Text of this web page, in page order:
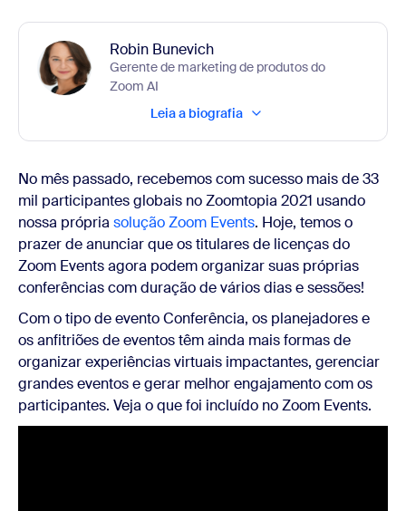
Robin Bunevich
Gerente de marketing de produtos do
Zoom AI
Leia a biografia
No mês passado, recebemos com sucesso mais de 33
mil participantes globais no Zoomtopia 2021 usando
nossa própria solução Zoom Events. Hoje, temos o
prazer de anunciar que os titulares de licenças do
Zoom Events agora podem organizar suas próprias
conferências com duração de vários dias e sessões!
Com o tipo de evento Conferência, os planejadores e
os anfitriões de eventos têm ainda mais formas de
organizar experiências virtuais impactantes, gerenciar
grandes eventos e gerar melhor engajamento com os
participantes. Veja o que foi incluído no Zoom Events.